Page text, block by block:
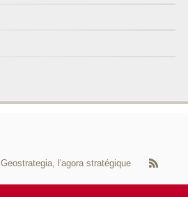
Geostrategia, l'agora stratégique